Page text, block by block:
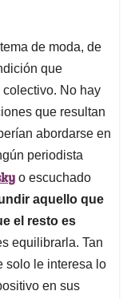
de moda, de
que
No hay
que resultan
abordarse en
periodista
o escuchado
aquello que
el resto es
equilibrarla. Tan
solo le interesa lo
en sus